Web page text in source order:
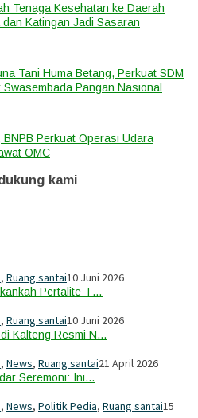
Tenaga Kesehatan ke Daerah
Katingan Jadi Sasaran
Tani Huma Betang, Perkuat SDM
Pangan Nasional
Perkuat Operasi Udara
OMC
kami
, Ruang santai10 Juni 2026
Pertalite T…
, Ruang santai10 Juni 2026
Kalteng Resmi N…
, News, Ruang santai21 April 2026
Seremoni: Ini…
, News, Politik Pedia, Ruang santai15